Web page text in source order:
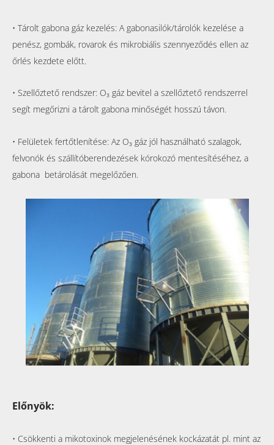
• Tárolt gabona gáz kezelés: A gabonasilók/tárolók kezelése a
penész, gombák, rovarok és mikrobiális szennyeződés ellen az
őrlés kezdete előtt.
• Szellőztető rendszer: O₃ gáz bevitel a szellőztető rendszerrel
segít megőrizni a tárolt gabona minőségét hosszú távon.
• Felületek fertőtlenítése: Az O₃ gáz jól használható szalagok,
felvonók és szállítóberendezések kórokozó mentesítéséhez, a
gabona betárolását megelőzően.
Előnyök:
• Csökkenti a mikotoxinok megjelenésének kockázatát pl. mint az